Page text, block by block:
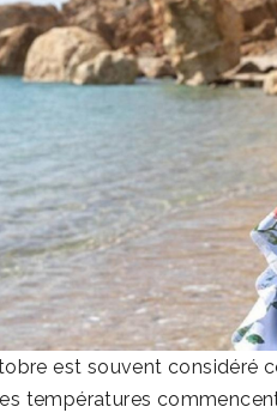
est souvent considéré
températures